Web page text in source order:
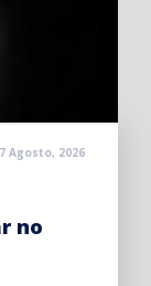
7 Agosto, 2026
no